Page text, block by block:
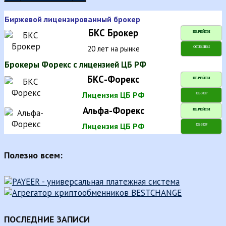
Биржевой лицензированный брокер
БКС Брокер ПЕРЕЙТИ
20 лет на рынке ОТЗЫВЫ
Брокеры Форекс с лицензией ЦБ РФ
БКС-Форекс ПЕРЕЙТИ
Лицензия ЦБ РФ ОБЗОР
Альфа-Форекс ПЕРЕЙТИ
Лицензия ЦБ РФ ОБЗОР
Полезно всем:
ПОСЛЕДНИЕ ЗАПИСИ